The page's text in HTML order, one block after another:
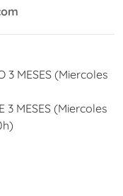
3 MESES (Miercoles
3 MESES (Miercoles